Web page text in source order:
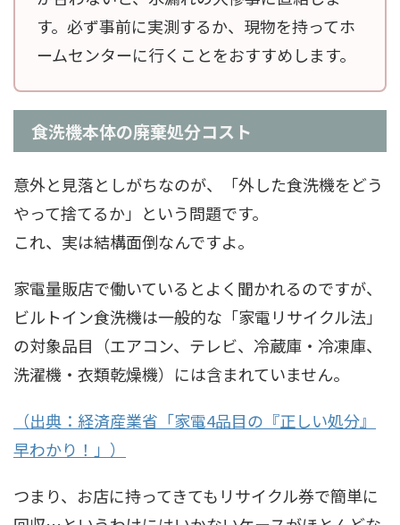
す。必ず事前に実測するか、現物を持ってホ
ームセンターに行くことをおすすめします。
食洗機本体の廃棄処分コスト
意外と見落としがちなのが、「外した食洗機をどう
やって捨てるか」という問題です。
これ、実は結構面倒なんですよ。
家電量販店で働いているとよく聞かれるのですが、
ビルトイン食洗機は一般的な「家電リサイクル法」
の対象品目（エアコン、テレビ、冷蔵庫・冷凍庫、
洗濯機・衣類乾燥機）には含まれていません。
（出典：経済産業省「家電4品目の『正しい処分』
早わかり！」）
つまり、お店に持ってきてもリサイクル券で簡単に